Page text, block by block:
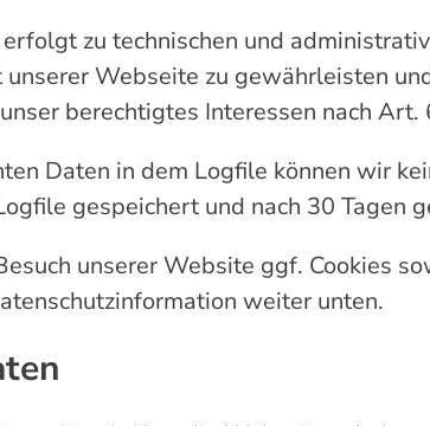
zu technischen und
unserer Webseite zu gewährleisten
berechtigtes Interessen nach Art.
Daten in dem Logfile können wir
gespeichert und nach 30 Tagen
unserer Website ggf. Cookies
weiter unten.